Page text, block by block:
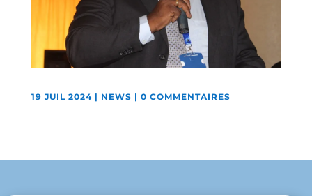
19 JUIL 2024| NEWS | 0 COMMENTAIRES